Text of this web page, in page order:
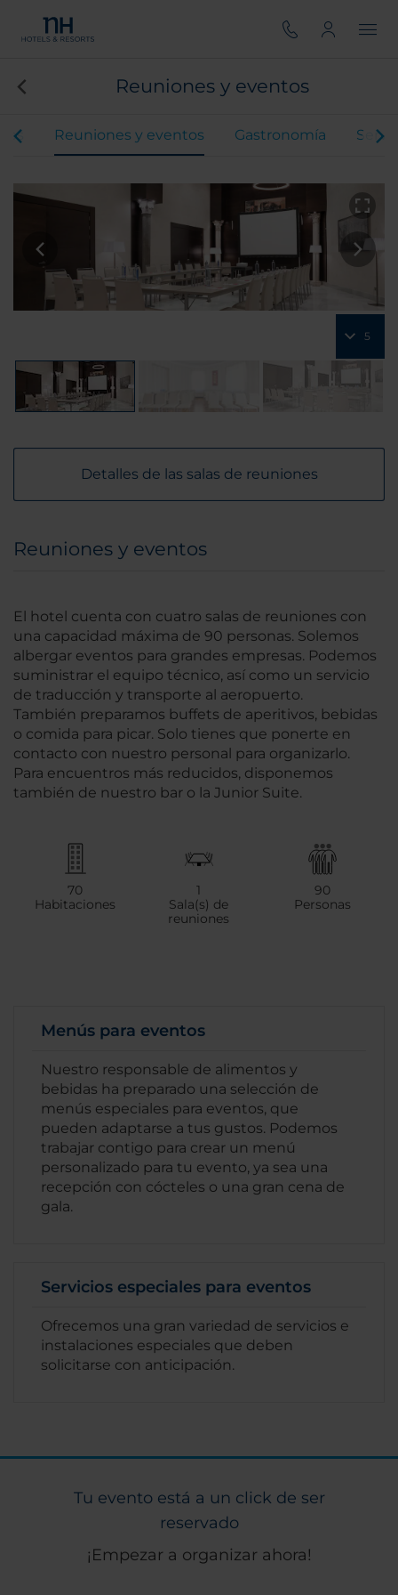
Reuniones y eventos
Reuniones y eventos Gastronomía
5
Detalles de las salas de reuniones
Reuniones y eventos
El hotel cuenta con cuatro salas de reuniones con
una capacidad máxima de 90 personas. Solemos
albergar eventos para grandes empresas. Podemos
suministrar el equipo técnico, así como un servicio
de traducción y transporte al aeropuerto.
También preparamos buffets de aperitivos, bebidas
o comida para picar. Solo tienes que ponerte en
contacto con nuestro personal para organizarlo.
Para encuentros más reducidos, disponemos
también de nuestro bar o la Junior Suite.
70
Habitaciones
1
Sala(s) de
reuniones
90
Personas
Menús para eventos
Nuestro responsable de alimentos y
bebidas ha preparado una selección de
menús especiales para eventos, que
pueden adaptarse a tus gustos. Podemos
trabajar contigo para crear un menú
personalizado para tu evento, ya sea una
recepción con cócteles o una gran cena de
gala.
Servicios especiales para eventos
Ofrecemos una gran variedad de servicios e
instalaciones especiales que deben
solicitarse con anticipación.
Tu evento está a un click de ser
reservado
¡Empezar a organizar ahora!